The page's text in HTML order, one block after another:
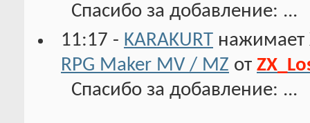
Спасибо за добавление: ...
11:17 - KARAKURT
RPG Maker MV / MZ от
Спасибо за добавление: ...